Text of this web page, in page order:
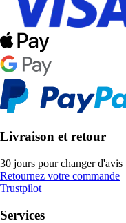
Livraison et retour
30 jours pour changer d'avis
Retournez votre commande
Trustpilot
Services